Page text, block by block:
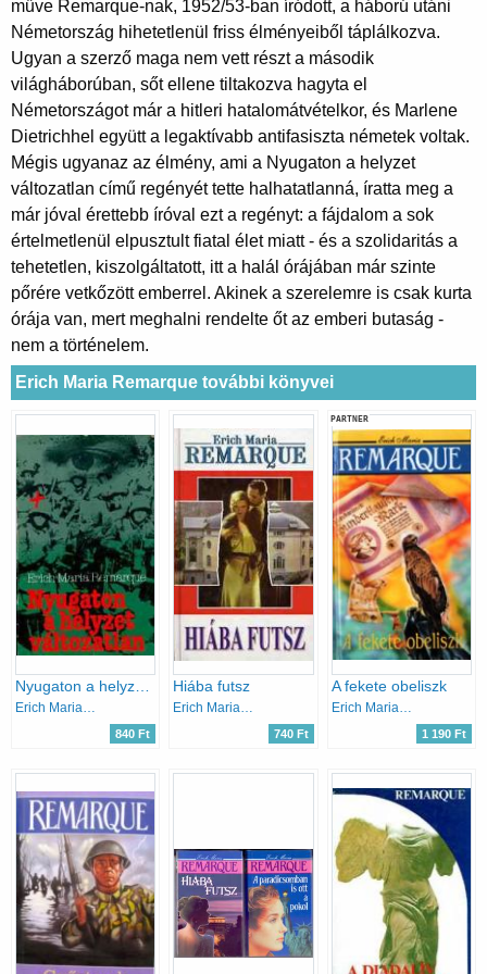
műve Remarque-nak, 1952/53-ban íródott, a háború utáni
Németország hihetetlenül friss élményeiből táplálkozva.
Ugyan a szerző maga nem vett részt a második
világháborúban, sőt ellene tiltakozva hagyta el
Németországot már a hitleri hatalomátvételkor, és Marlene
Dietrichhel együtt a legaktívabb antifasiszta németek voltak.
Mégis ugyanaz az élmény, ami a Nyugaton a helyzet
változatlan című regényét tette halhatatlanná, íratta meg a
már jóval érettebb íróval ezt a regényt: a fájdalom a sok
értelmetlenül elpusztult fiatal élet miatt - és a szolidaritás a
tehetetlen, kiszolgáltatott, itt a halál órájában már szinte
pőrére vetkőzött emberrel. Akinek a szerelemre is csak kurta
órája van, mert meghalni rendelte őt az emberi butaság -
nem a történelem.
Erich Maria Remarque további könyvei
Nyugaton a helyzet változatlan
Erich Maria Remarque
840 Ft
Hiába futsz
Erich Maria Remarque
740 Ft
PARTNER
A fekete obeliszk
Erich Maria Remarque
1 190 Ft